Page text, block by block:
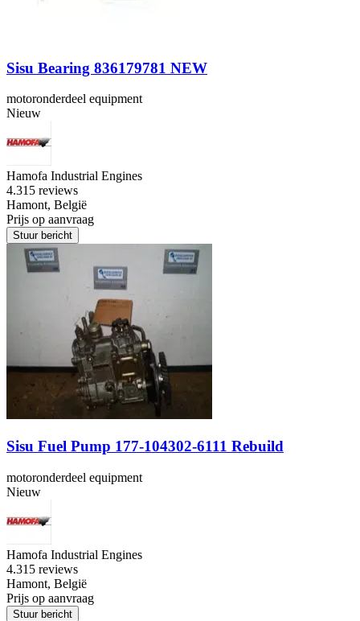
Sisu Bearing 836179781 NEW
motoronderdeel equipment
Nieuw
Hamofa Industrial Engines
4.315 reviews
Hamont, België
Prijs op aanvraag
Stuur bericht
Sisu Fuel Pump 177-104302-6111 Rebuild
motoronderdeel equipment
Nieuw
Hamofa Industrial Engines
4.315 reviews
Hamont, België
Prijs op aanvraag
Stuur bericht